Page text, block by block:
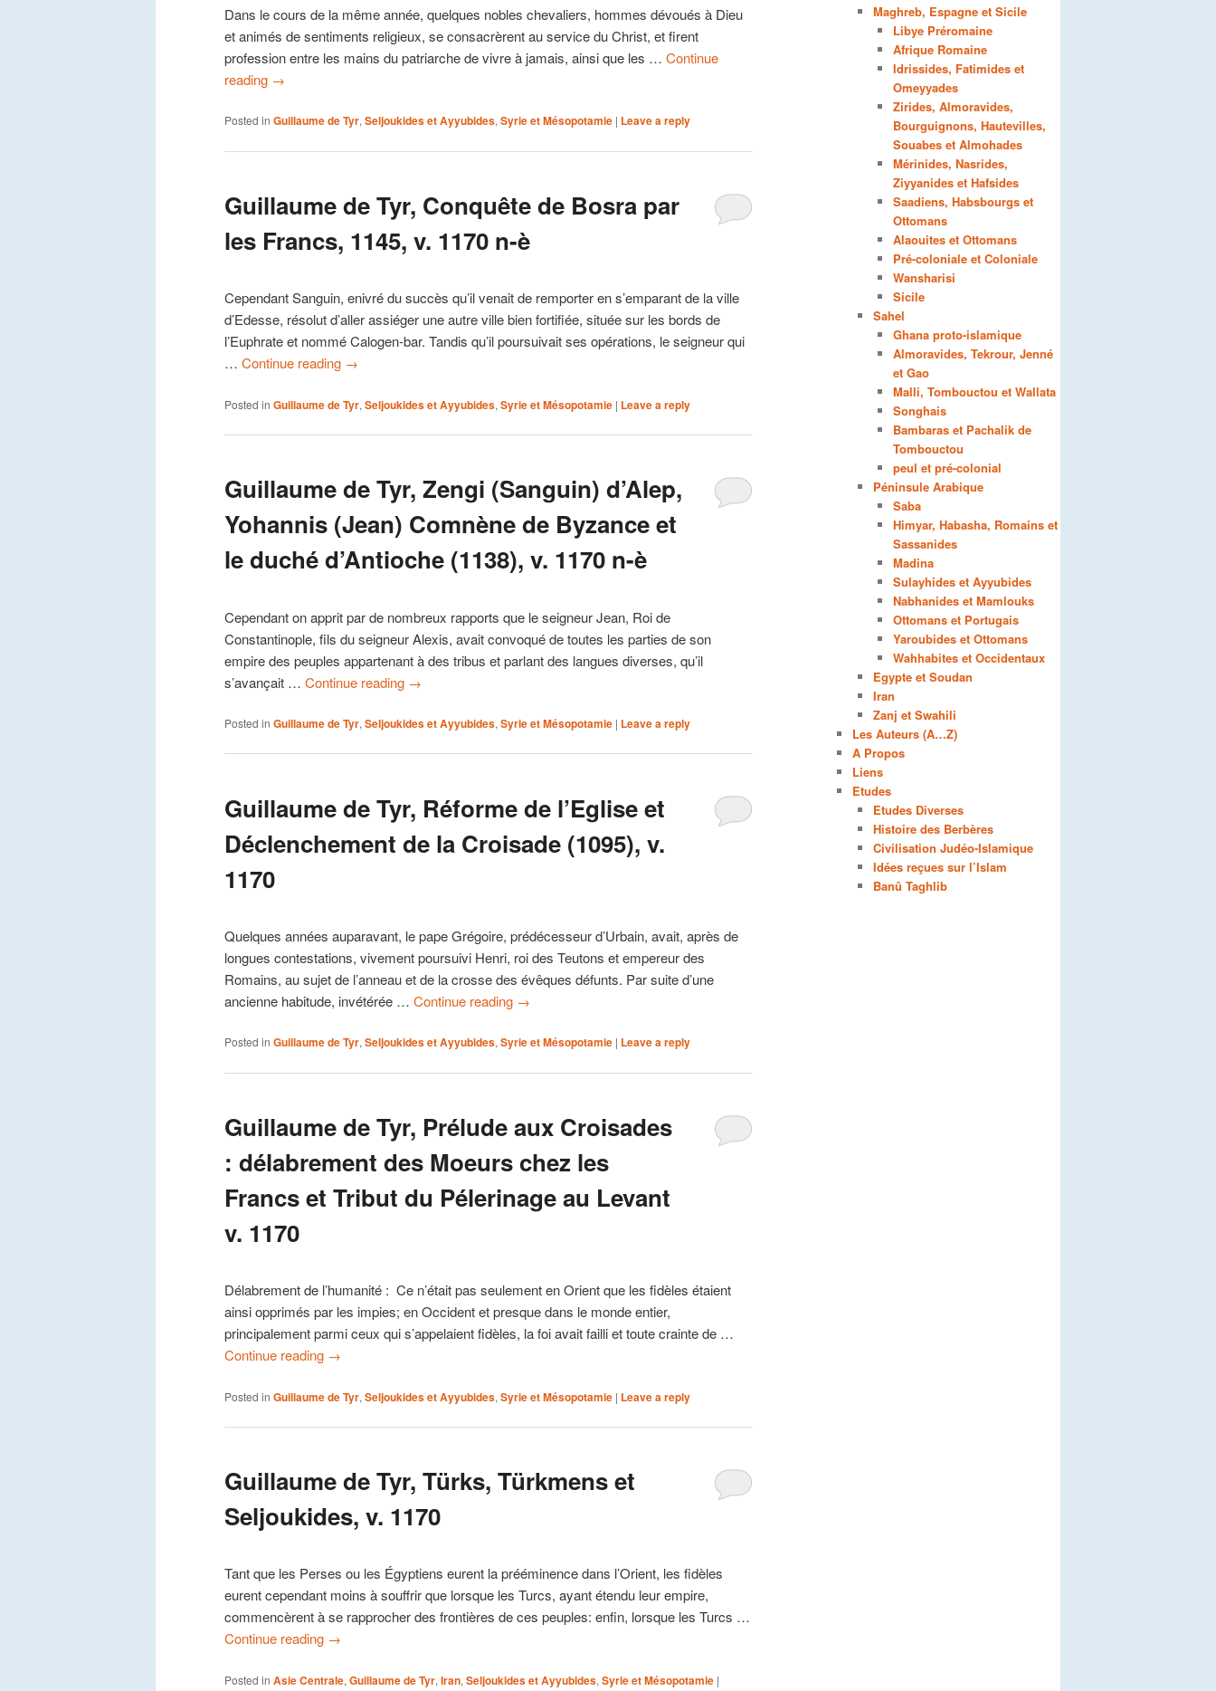
Dans le cours de la même année, quelques nobles chevaliers, hommes dévoués à Dieu
et animés de sentiments religieux, se consacrèrent au service du Christ, et firent
profession entre les mains du patriarche de vivre à jamais, ainsi que les … Continue
reading →
Posted in Guillaume de Tyr, Seljoukides et Ayyubides, Syrie et Mésopotamie | Leave a reply
Guillaume de Tyr, Conquête de Bosra par
les Francs, 1145, v. 1170 n-è
Cependant Sanguin, enivré du succès qu’il venait de remporter en s’emparant de la ville
d’Edesse, résolut d’aller assiéger une autre ville bien fortifiée, située sur les bords de
l’Euphrate et nommé Calogen-bar. Tandis qu’il poursuivait ses opérations, le seigneur qui
… Continue reading →
Posted in Guillaume de Tyr, Seljoukides et Ayyubides, Syrie et Mésopotamie | Leave a reply
Guillaume de Tyr, Zengi (Sanguin) d’Alep,
Yohannis (Jean) Comnène de Byzance et
le duché d’Antioche (1138), v. 1170 n-è
Cependant on apprit par de nombreux rapports que le seigneur Jean, Roi de
Constantinople, fils du seigneur Alexis, avait convoqué de toutes les parties de son
empire des peuples appartenant à des tribus et parlant des langues diverses, qu’il
s’avançait … Continue reading →
Posted in Guillaume de Tyr, Seljoukides et Ayyubides, Syrie et Mésopotamie | Leave a reply
Guillaume de Tyr, Réforme de l’Eglise et
Déclenchement de la Croisade (1095), v.
1170
Quelques années auparavant, le pape Grégoire, prédécesseur d’Urbain, avait, après de
longues contestations, vivement poursuivi Henri, roi des Teutons et empereur des
Romains, au sujet de l’anneau et de la crosse des évêques défunts. Par suite d’une
ancienne habitude, invétérée … Continue reading →
Posted in Guillaume de Tyr, Seljoukides et Ayyubides, Syrie et Mésopotamie | Leave a reply
Guillaume de Tyr, Prélude aux Croisades
: délabrement des Moeurs chez les
Francs et Tribut du Pélerinage au Levant
v. 1170
Délabrement de l’humanité : Ce n’était pas seulement en Orient que les fidèles étaient
ainsi opprimés par les impies; en Occident et presque dans le monde entier,
principalement parmi ceux qui s’appelaient fidèles, la foi avait failli et toute crainte de …
Continue reading →
Posted in Guillaume de Tyr, Seljoukides et Ayyubides, Syrie et Mésopotamie | Leave a reply
Guillaume de Tyr, Türks, Türkmens et
Seljoukides, v. 1170
Tant que les Perses ou les Égyptiens eurent la prééminence dans l’Orient, les fidèles
eurent cependant moins à souffrir que lorsque les Turcs, ayant étendu leur empire,
commencèrent à se rapprocher des frontières de ces peuples: enfin, lorsque les Turcs …
Continue reading →
Posted in Asie Centrale, Guillaume de Tyr, Iran, Seljoukides et Ayyubides, Syrie et Mésopotamie |
Maghreb, Espagne et Sicile
Libye Préromaine
Afrique Romaine
Idrissides, Fatimides et
Omeyyades
Zirides, Almoravides,
Bourguignons, Hautevilles,
Souabes et Almohades
Mérinides, Nasrides,
Ziyyanides et Hafsides
Saadiens, Habsbourgs et
Ottomans
Alaouites et Ottomans
Pré-coloniale et Coloniale
Wansharisi
Sicile
Sahel
Ghana proto-islamique
Almoravides, Tekrour, Jenné
et Gao
Malli, Tombouctou et Wallata
Songhais
Bambaras et Pachalik de
Tombouctou
peul et pré-colonial
Péninsule Arabique
Saba
Himyar, Habasha, Romains et
Sassanides
Madina
Sulayhides et Ayyubides
Nabhanides et Mamlouks
Ottomans et Portugais
Yaroubides et Ottomans
Wahhabites et Occidentaux
Egypte et Soudan
Iran
Zanj et Swahili
Les Auteurs (A…Z)
A Propos
Liens
Etudes
Etudes Diverses
Histoire des Berbères
Civilisation Judéo-Islamique
Idées reçues sur l’Islam
Banû Taghlib